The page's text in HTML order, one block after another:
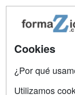
Acceso
Acceso Centros
Contactar
Cookies
¿Por qué
Utilizamos